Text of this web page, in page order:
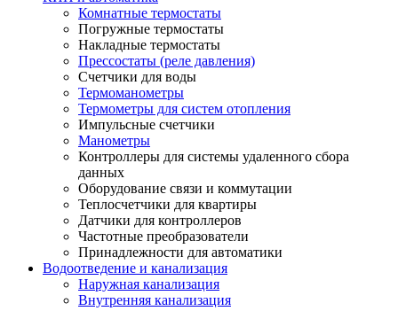
Комнатные термостаты
Погружные термостаты
Накладные термостаты
Прессостаты (реле давления)
Счетчики для воды
Термоманометры
Термометры для систем отопления
Импульсные счетчики
Манометры
Контроллеры для системы удаленного сбора
данных
Оборудование связи и коммутации
Теплосчетчики для квартиры
Датчики для контроллеров
Частотные преобразователи
Принадлежности для автоматики
Водоотведение и канализация
Наружная канализация
Внутренняя канализация